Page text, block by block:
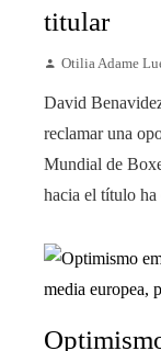
titular
Otilia Adame
David
reclamar una
Mundial de
hacia el título ha